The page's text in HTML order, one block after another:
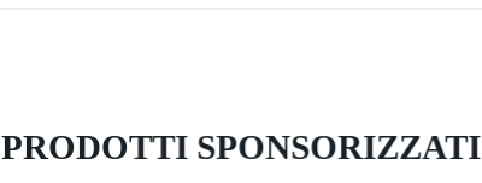
PRODOTTI SPONSORIZZATI